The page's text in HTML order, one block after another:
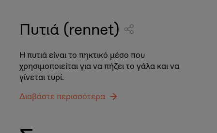
Πυτιά (rennet)
Η πυτιά είναι το πηκτικό μέσο που
χρησιμοποιείται για να πήζει το γάλα και να
γίνεται τυρί.
Διαβάστε περισσότερα